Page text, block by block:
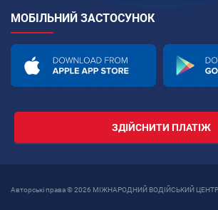
МОБІЛЬНИЙ ЗАСТОСУНОК
ЗДІЙСНИТИ ПЛАТІЖ
Авторські права © 2026 МІЖНАРОДНИЙ ВОДІЙСЬКИЙ ЦЕНТР.